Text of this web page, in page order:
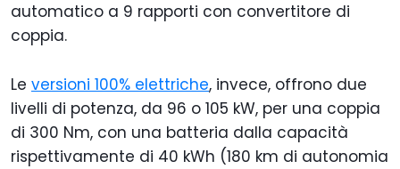
automatico a 9 rapporti con convertitore di
coppia.
Le versioni 100% elettriche, invece, offrono due
livelli di potenza, da 96 o 105 kW, per una coppia
di 300 Nm, con una batteria dalla capacità
rispettivamente di 40 kWh (180 km di autonomia